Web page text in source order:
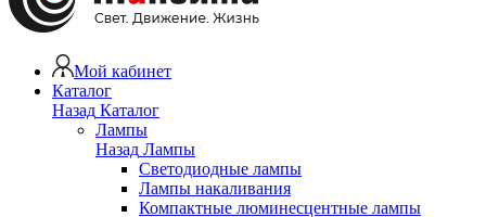
Мой кабинет
Каталог
Назад Каталог
Лампы
Назад Лампы
Светодиодные лампы
Лампы накаливания
Компактные люминесцентные лампы